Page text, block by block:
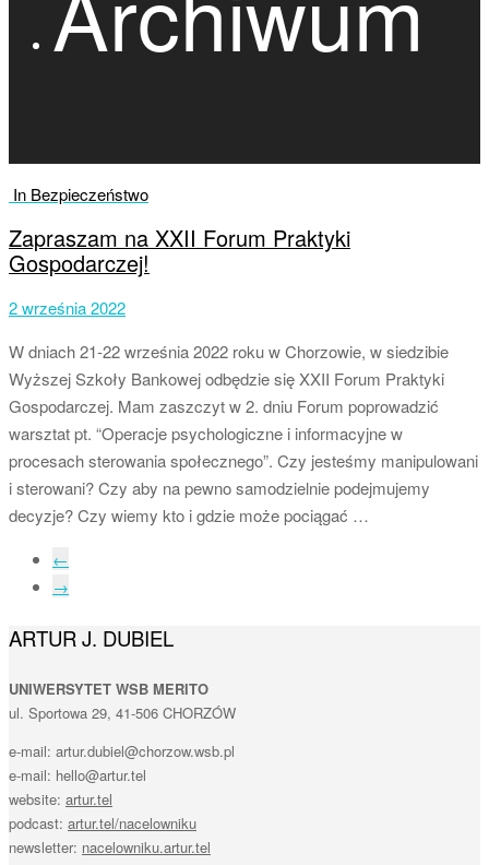
In Bezpieczeństwo
Zapraszam na XXII Forum Praktyki
Gospodarczej!
2 września 2022
W dniach 21-22 września 2022 roku w Chorzowie, w siedzibie
Wyższej Szkoły Bankowej odbędzie się XXII Forum Praktyki
Gospodarczej. Mam zaszczyt w 2. dniu Forum poprowadzić
warsztat pt. “Operacje psychologiczne i informacyjne w
procesach sterowania społecznego”. Czy jesteśmy manipulowani
i sterowani? Czy aby na pewno samodzielnie podejmujemy
decyzje? Czy wiemy kto i gdzie może pociągać …
←
→
ARTUR J. DUBIEL
UNIWERSYTET WSB MERITO
ul. Sportowa 29, 41-506 CHORZÓW
e-mail: artur.dubiel@chorzow.wsb.pl
e-mail: hello@artur.tel
website: artur.tel
podcast: artur.tel/nacelowniku
newsletter: nacelowniku.artur.tel